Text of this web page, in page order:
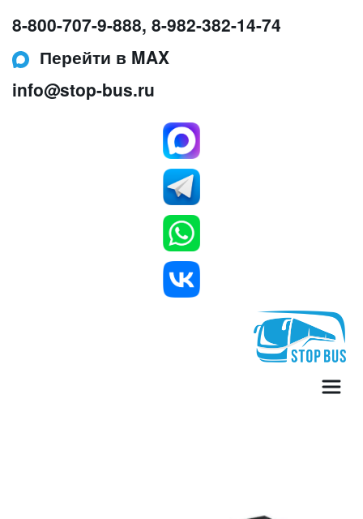
8-800-707-9-888, 8-982-382-14-74
Перейти в MAX
info@stop-bus.ru